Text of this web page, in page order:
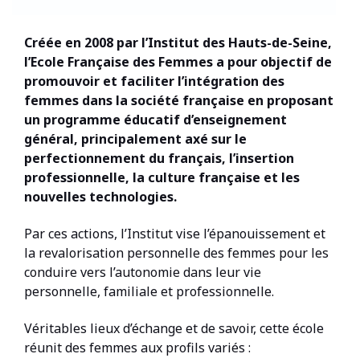
Créée en 2008 par l’Institut des Hauts-de-Seine,
l’Ecole Française des Femmes a pour objectif de
promouvoir et faciliter l’intégration des
femmes dans la société française en proposant
un programme éducatif d’enseignement
général, principalement axé sur le
perfectionnement du français, l’insertion
professionnelle, la culture française et les
nouvelles technologies.
Par ces actions, l’Institut vise l’épanouissement et
la revalorisation personnelle des femmes pour les
conduire vers l’autonomie dans leur vie
personnelle, familiale et professionnelle.
Véritables lieux d’échange et de savoir, cette école
réunit des femmes aux profils variés :